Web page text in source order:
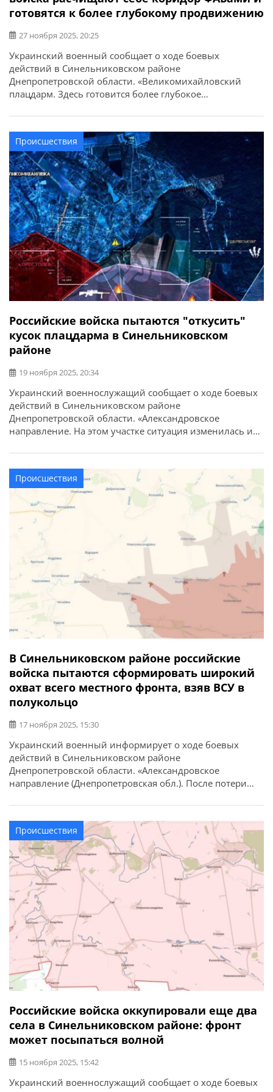
готовятся к более глубокому продвижению
27 ноября 2025, 20:25
Украинский военный сообщает о ходе боевых
действий в Синельниковском районе
Днепропетровской области. «Великомихайловский
плацдарм. Здесь готовится более глубокое
сыплет ФАБами, расчищает себе коридор, создает
давление и выбивает оборону по квадратам. По всем
признакам, похоже, что оккупанты планируют обход с
юго-восточного фланга: сначала выбивают позиции
дистанционно, затем подтягивают штурмовые группы,
чтобы […]
Происшествия
Российские войска пытаются "откусить"
кусок плацдарма в Синельниковском
районе
19 ноября 2025, 20:34
Украинский военнослужащий сообщает о ходе боевых
действий в Синельниковском районе
Днепропетровской области. «Александровское
направление. На этом участке ситуация изменилась и
расширение серой зоны в пределах
Великомихайловского плацдарма, а затем подтянул
силы на южный фланг и закрепился в Вороновском
заповеднике — взял себе коридор в зеленке, чтобы
искать […]
Происшествия
В Синельниковском районе российские
войска пытаются сформировать широкий
охват всего местного фронта, взяв ВСУ в
полукольцо
17 ноября 2025, 15:30
Украинский военный информирует о ходе боевых
действий в Синельниковском районе
Днепропетровской области. «Александровское
направление (Днепропетровская обл.). После потери
фактически перекусил нашу логистику на оси, ведущей
к Гуляйполю с севера. Это резко ограничило маневр и
возможность быстро подтягивать подкрепление.
Вектор теперь читается без тумана, враг разворачивает
давление в […]
Происшествия
Российские войска оккупировали еще два
села в Синельниковском районе: фронт
может посыпаться волной
15 ноября 2025, 15:42
Украинский военнослужащий сообщает о ходе боевых